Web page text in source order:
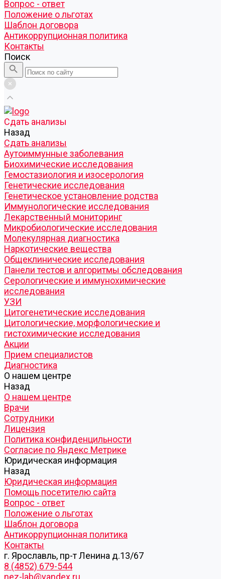
Вопрос - ответ
Положение о льготах
Шаблон договора
Антикоррупционная политика
Контакты
Поиск
Cдать анализы
Назад
Cдать анализы
Аутоиммунные заболевания
Биохимические исследования
Гемостазиология и изосерология
Генетические исследования
Генетическое установление родства
Иммунологические исследования
Лекарственный мониторинг
Микробиологические исследования
Молекулярная диагностика
Наркотические вещества
Общеклинические исследования
Панели тестов и алгоритмы обследования
Серологические и иммунохимические
исследования
УЗИ
Цитогенетические исследования
Цитологические, морфологические и
гистохимические исследования
Акции
Прием специалистов
Диагностика
О нашем центре
Назад
О нашем центре
Врачи
Сотрудники
Лицензия
Политика конфиденцильности
Согласие по Яндекс Метрике
Юридическая информация
Назад
Юридическая информация
Помощь посетителю сайта
Вопрос - ответ
Положение о льготах
Шаблон договора
Антикоррупционная политика
Контакты
г. Ярославль, пр-т Ленина д.13/67
8 (4852) 679-544
nez-lab@yandex.ru